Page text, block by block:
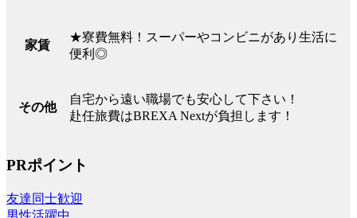
家賃
★寮費無料！スーパーやコンビニがあり生活に
便利◎
その他
自宅から遠い職場でも安心して下さい！
赴任旅費はBREXA Nextが負担します！
PRポイント
友達同士歓迎
男性活躍中